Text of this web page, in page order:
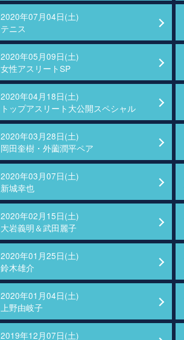
2020年07月04日(土)
テニス
2020年05月09日(土)
女性アスリートSP
2020年04月18日(土)
トップアスリート大公開スペシャル
2020年03月28日(土)
岡田奎樹・外薗潤平ペア
2020年03月07日(土)
新城幸也
2020年02月15日(土)
大岩義明＆武田麗子
2020年01月25日(土)
鈴木雄介
2020年01月04日(土)
上野由岐子
2019年12月07日(土)